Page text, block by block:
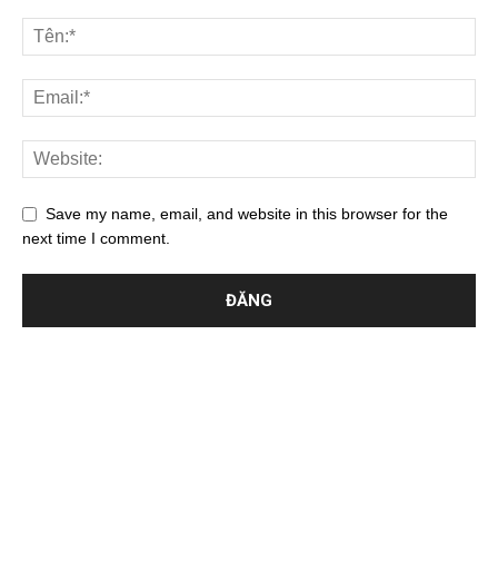
Save my name, email, and website in this browser for the
next time I comment.